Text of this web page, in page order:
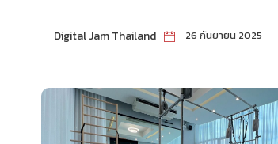
ร่วมหนุนแนวคิด “ปรับตัว ร่วมมือ
รวน”
Digital Jam Thailand 26 กันยายน 2025